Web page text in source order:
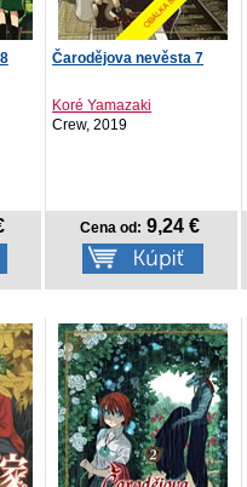
Čarodějova nevěsta 7
Koré Yamazaki
Crew, 2019
Cena od: 9,24 €